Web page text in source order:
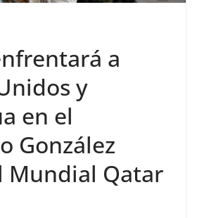
a
y
en el
González
Mundial Qatar